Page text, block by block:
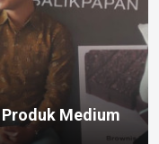
Produk Medium